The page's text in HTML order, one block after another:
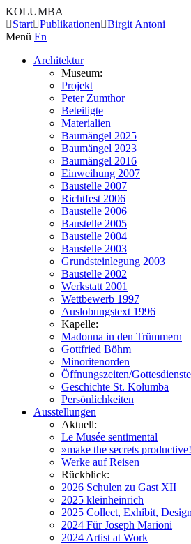
KOLUMBA
Start Publikationen
Birgit Antoni
Menü En
Architektur
Museum:
Projekt
Peter Zumthor
Beteiligte
Materialien
Baumängel 2025
Baumängel 2023
Baumängel 2016
Einweihung 2007
Baustelle 2007
Richtfest 2006
Baustelle 2006
Baustelle 2005
Baustelle 2004
Baustelle 2003
Grundsteinlegung 2003
Baustelle 2002
Werkstatt 2001
Wettbewerb 1997
Auslobungstext 1996
Kapelle:
Madonna in den Trümmern
Gottfried Böhm
Minoritenorden
Öffnungszeiten/Gottesdienste
Geschichte St. Kolumba
Persönlichkeiten
Ausstellungen
Aktuell:
Le Musée sentimental
»make the secrets
Werke auf Reisen
Rückblick:
2026 Schulen zu Gast XII
2025 kleinheinrich
2025 Collect, Exhibit,
2024 Für Joseph Marioni
2024 Artist at Work